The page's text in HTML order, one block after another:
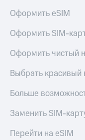
Оформить eSIM
Оформить SIM-
Оформить чистый
Выбрать красивый
Больше
Заменить SIM-
Перейти на eSIM